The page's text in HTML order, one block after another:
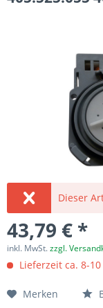
Dieser
43,79 € *
inkl. MwSt.zzgl.
Lieferzeit ca. 8-10
Merken